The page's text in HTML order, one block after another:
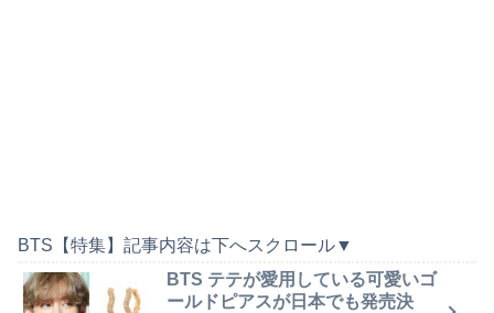
BTS【特集】記事内容は下へスクロール▼
BTS テテが愛用している可愛いゴ
ールドピアスが日本でも発売決